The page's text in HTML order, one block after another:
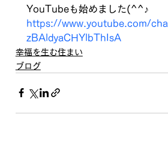
YouTubeも始めました(^^♪
https://www.youtube.com/
zBAldyaCHYlbThIsA
幸福を生む住まい
ブログ